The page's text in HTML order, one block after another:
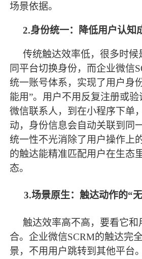
场景依据。
2.身份统一：降低用户认知
传统触达效率低，很多时候
同平台切换身份，而企业微信
统一账号体系，实现了用户身
能用”。用户不用反复注册或
微信联系人，到在小程序下单
动，身份信息会自动关联到同
统一性不光消除了用户操作上
的触达能精准匹配用户在生态
态。
3.场景原生：触达动作的“
触达效率高不高，要看它和
合。企业微信SCRM的触达完
景，不用用户跳转到其他平台